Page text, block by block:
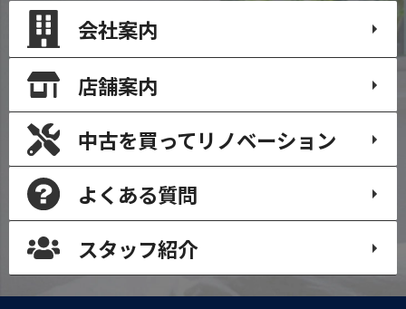
会社案内
店舗案内
中古を買ってリノベーション
よくある質問
スタッフ紹介